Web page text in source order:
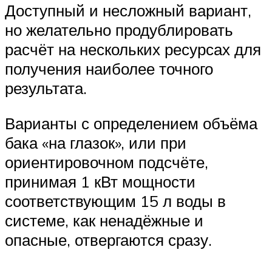
Доступный и несложный вариант,
но желательно продублировать
расчёт на нескольких ресурсах для
получения наиболее точного
результата.
Варианты с определением объёма
бака «на глазок», или при
ориентировочном подсчёте,
принимая 1 кВт мощности
соответствующим 15 л воды в
системе, как ненадёжные и
опасные, отвергаются сразу.